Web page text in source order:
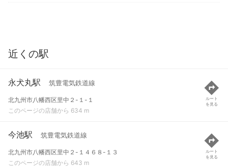
近くの駅
永犬丸駅 筑豊電気鉄道線
北九州市八幡西区里中２-１-１
このページの店舗から 634 m
ルート
を見る
今池駅 筑豊電気鉄道線
北九州市八幡西区里中２-１４６８-１３
このページの店舗から 643 m
ルート
を見る